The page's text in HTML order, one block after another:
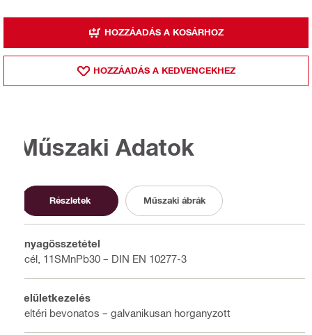
HOZZÁADÁS A KOSÁRHOZ
HOZZÁADÁS A KEDVENCEKHEZ
Műszaki Adatok
Részletek Műszaki ábrák
Anyagösszetétel
Acél, 11SMnPb30 – DIN EN 10277-3
Felületkezelés
Beltéri bevonatos – galvanikusan horganyzott